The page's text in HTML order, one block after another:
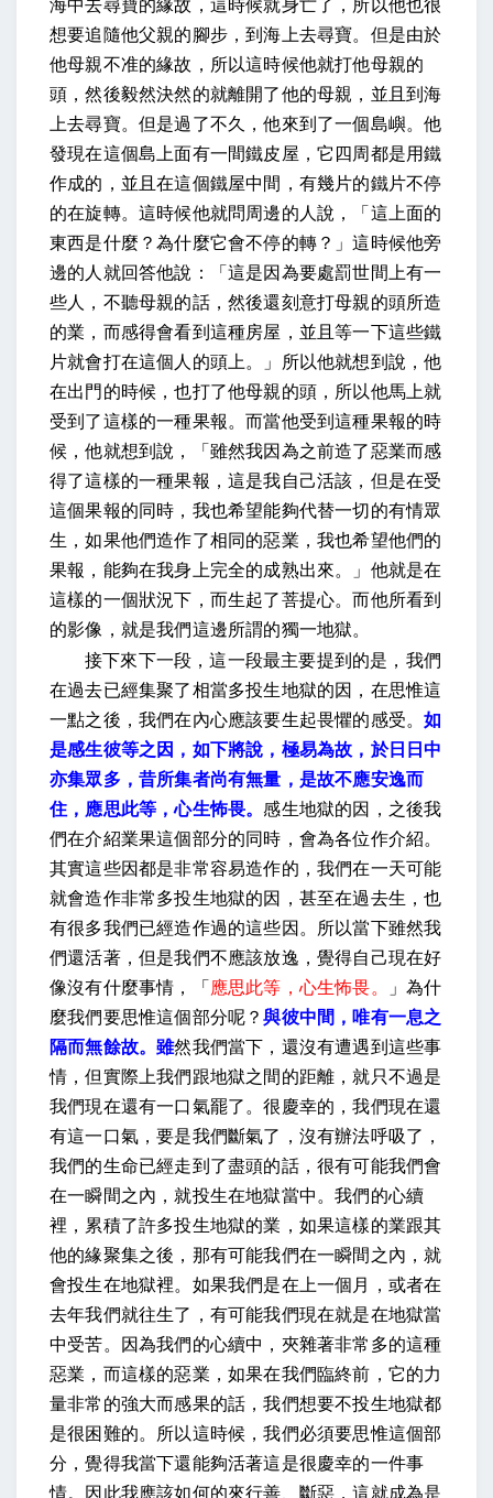
海中去尋寶的緣故，這時候就身亡了，所以他也很
想要追隨他父親的腳步，到海上去尋寶。但是由於
他母親不准的緣故，所以這時候他就打他母親的
頭，然後毅然決然的就離開了他的母親，並且到海
上去尋寶。但是過了不久，他來到了一個島嶼。他
發現在這個島上面有一間鐵皮屋，它四周都是用鐵
作成的，並且在這個鐵屋中間，有幾片的鐵片不停
的在旋轉。這時候他就問周邊的人說，「這上面的
東西是什麼？為什麼它會不停的轉？」這時候他旁
邊的人就回答他說：「這是因為要處罰世間上有一
些人，不聽母親的話，然後還刻意打母親的頭所造
的業，而感得會看到這種房屋，並且等一下這些鐵
片就會打在這個人的頭上。」所以他就想到說，他
在出門的時候，也打了他母親的頭，所以他馬上就
受到了這樣的一種果報。而當他受到這種果報的時
候，他就想到說，「雖然我因為之前造了惡業而感
得了這樣的一種果報，這是我自己活該，但是在受
這個果報的同時，我也希望能夠代替一切的有情眾
生，如果他們造作了相同的惡業，我也希望他們的
果報，能夠在我身上完全的成熟出來。」他就是在
這樣的一個狀況下，而生起了菩提心。而他所看到
的影像，就是我們這邊所謂的獨一地獄。
接下來下一段，這一段最主要提到的是，我們
在過去已經集聚了相當多投生地獄的因，在思惟這
一點之後，我們在內心應該要生起畏懼的感受。如
是感生彼等之因，如下將說，極易為故，於日日中
亦集眾多，昔所集者尚有無量，是故不應安逸而
住，應思此等，心生怖畏。感生地獄的因，之後我
們在介紹業果這個部分的同時，會為各位作介紹。
其實這些因都是非常容易造作的，我們在一天可能
就會造作非常多投生地獄的因，甚至在過去生，也
有很多我們已經造作過的這些因。所以當下雖然我
們還活著，但是我們不應該放逸，覺得自己現在好
像沒有什麼事情，「 應思此等，心生怖畏。
」為什
麼我們要思惟這個部分呢？與彼中間，唯有一息之
隔而無餘故。雖然我們當下，還沒有遭遇到這些事
情，但實際上我們跟地獄之間的距離，就只不過是
我們現在還有一口氣罷了。很慶幸的，我們現在還
有這一口氣，要是我們斷氣了，沒有辦法呼吸了，
我們的生命已經走到了盡頭的話，很有可能我們會
在一瞬間之內，就投生在地獄當中。我們的心續
裡，累積了許多投生地獄的業，如果這樣的業跟其
他的緣聚集之後，那有可能我們在一瞬間之內，就
會投生在地獄裡。如果我們是在上一個月，或者在
去年我們就往生了，有可能我們現在就是在地獄當
中受苦。因為我們的心續中，夾雜著非常多的這種
惡業，而這樣的惡業，如果在我們臨終前，它的力
量非常的強大而感果的話，我們想要不投生地獄都
是很困難的。所以這時候，我們必須要思惟這個部
分，覺得我當下還能夠活著這是很慶幸的一件事
情。因此我應該如何的來行善、斷惡，這就成為是